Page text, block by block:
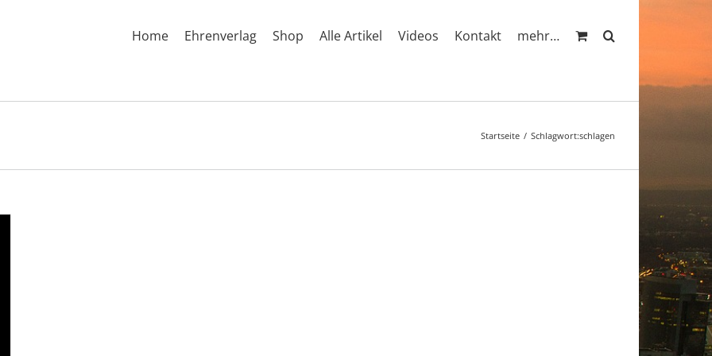
Home Ehrenverlag Shop Alle Artikel Videos Kontakt mehr…
Startseite Schlagwort:schlagen